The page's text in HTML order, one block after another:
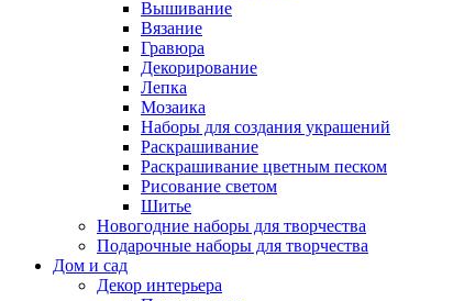
Вышивание
Вязание
Гравюра
Декорирование
Лепка
Мозаика
Наборы для создания украшений
Раскрашивание
Раскрашивание цветным песком
Рисование светом
Шитье
Новогодние наборы для творчества
Подарочные наборы для творчества
Дом и сад
Декор интерьера